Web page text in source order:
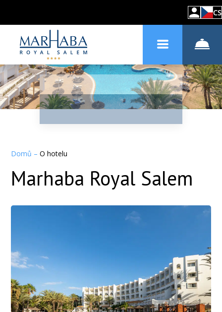
CS
Domů –O hotelu
Marhaba Royal Salem